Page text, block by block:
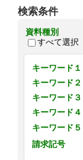
検索条件
資料種別
すべて選択
キーワード１
キーワード２
キーワード３
キーワード４
キーワード５
請求記号